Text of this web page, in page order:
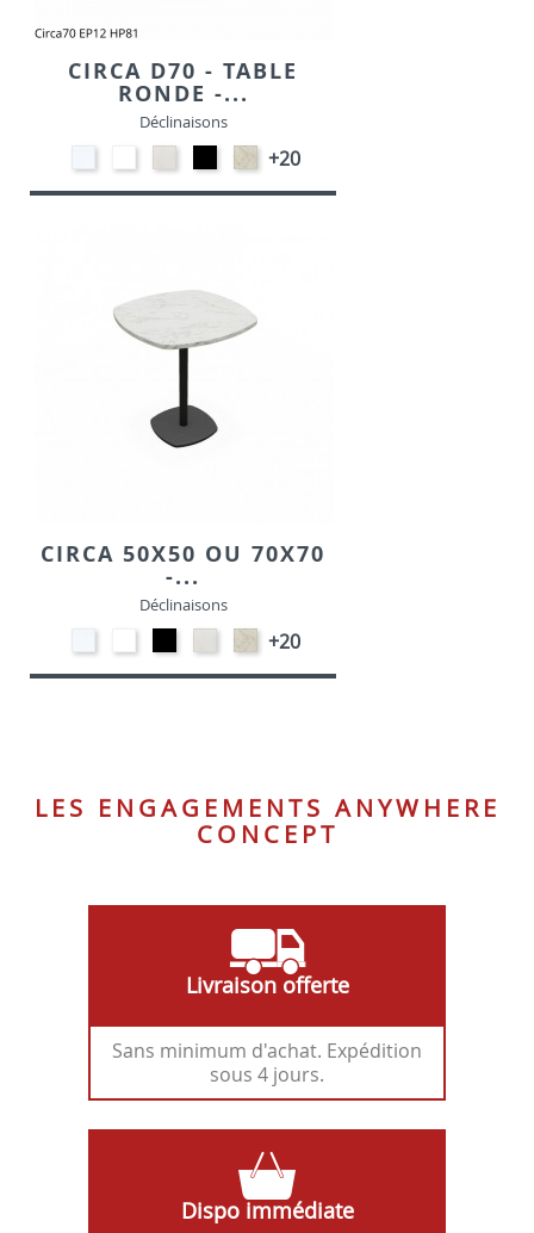
CIRCA D70 - TABLE
RONDE -...
Déclinaisons
HP90
-
BLANC
STRATIFIE
HP93
-
EP01
-
NOIR
STRATIFIE
HP98
-
+20
CIRCA 50X50 OU 70X70
-...
Déclinaisons
HP90
-
BLANC
-
NOIR
STRATIFIE
HP93
-
STRATIFIE
HP98
-
+20
LES ENGAGEMENTS ANYWHERE
CONCEPT
Livraison offerte
Sans minimum d'achat. Expédition
sous 4 jours.
Dispo immédiate